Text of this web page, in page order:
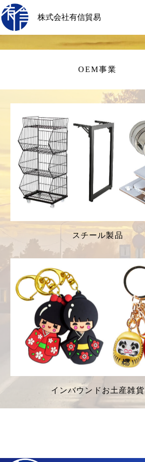
株式会社有信貿易
OEM事業
スチール製品
インバウンドお土産雑貨